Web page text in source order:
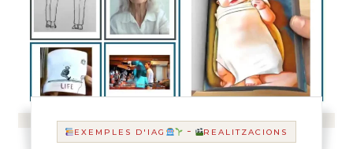
EXEMPLES D'IAG - REALITZACIONS